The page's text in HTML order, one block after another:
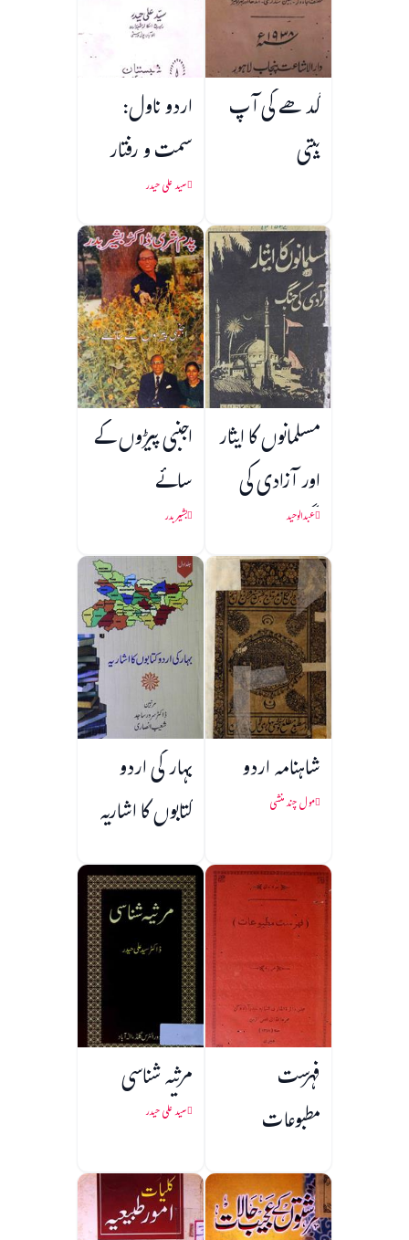
گدھے کی آپ
بیتی
اردو ناول:
سمت و رفتار
سید علی حیدر
مسلمانوں کا ایثار
اور آزادی کی
جنگ
عبدالوحید
اجنبی پیڑوں کے
سائے
بشیر بدر
شاہنامہ اردو
مول چند منشی
بہار کی اردو
کتابوں کا اشاریہ
فہرست
مطبوعات
مرثیہ شناسی
سید علی حیدر